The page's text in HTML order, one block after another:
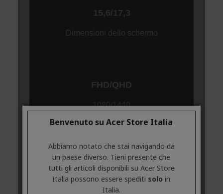
Benvenuto su Acer Store Italia
Abbiamo notato che stai navigando da
un paese diverso. Tieni presente che
tutti gli articoli disponibili su Acer Store
Italia possono essere spediti solo in
Italia.